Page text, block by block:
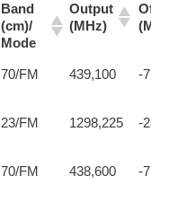
Band
(cm)/
Mode
Output
(MHz)
Offset
(MHz)
Band
(cm)/
Output
(MHz)
Offset
(MHz)
70/FM 439,100 -7,6
23/FM 1298,225 -28
70/FM 438,600 -7,6